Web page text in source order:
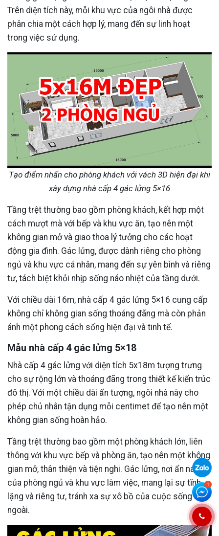
Trên diện tích này, mỗi khu vực của ngôi nhà được
phân chia một cách hợp lý, mang đến sự linh hoạt
trong việc sử dụng.
Tạo điểm nhấn cho phòng khách với vách 3D hiện đại khi
xây dựng nhà cấp 4 gác lửng 5×16
Tầng trệt thường bao gồm phòng khách, kết hợp một
cách mượt mà với bếp và khu vực ăn, tạo nên một
không gian mở và giao thoa lý tưởng cho các hoạt
động gia đình. Gác lửng, được dành riêng cho phòng
ngủ và khu vực cá nhân, mang đến sự yên bình và riêng
tư, tách biệt khỏi nhịp sống náo nhiệt của tầng dưới.
Với chiều dài 16m, nhà cấp 4 gác lửng 5×16 cung cấp
không chỉ không gian sống thoáng đãng mà còn phản
ánh một phong cách sống hiện đại và tinh tế.
Mẫu nhà cấp 4 gác lửng 5×18
Nhà cấp 4 gác lửng với diện tích 5x18m tượng trưng
cho sự rộng lớn và thoáng đãng trong thiết kế kiến trúc
đô thị. Với một chiều dài ấn tượng, ngôi nhà này cho
phép chủ nhân tận dụng mỗi centimet để tạo nên một
không gian sống hoàn hảo.
Tầng trệt thường bao gồm một phòng khách lớn, liên
thông với khu vực bếp và phòng ăn, tạo nên một không
gian mở, thân thiện và tiện nghi. Gác lửng, nơi ẩn náu
của phòng ngủ và khu vực làm việc, mang lại sự tĩnh
lặng và riêng tư, tránh xa sự xô bồ của cuộc sống bên
ngoài.